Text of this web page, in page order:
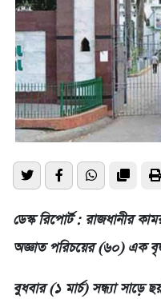
ডেস্ক রিপোর্ট : রাজধানীর
অজ্ঞাত পরিচয়ের (৬০) এক
বুধবার (১ মার্চ) সন্ধ্যা সাড়ে